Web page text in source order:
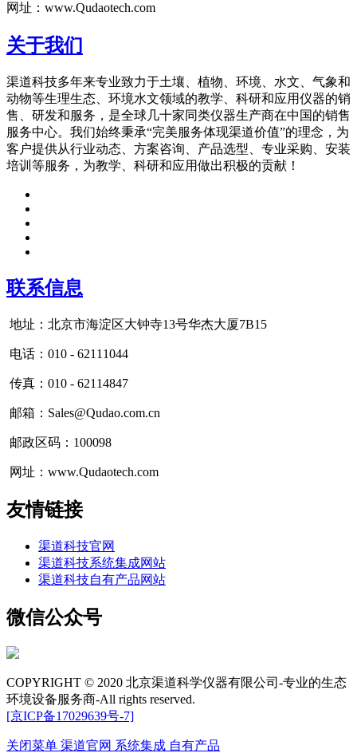
网址：www.Qudaotech.com
关于我们
渠道科技多年来专业致力于土壤、植物、环境、水文、气象和
动物等生理生态、环境水文领域的教学、科研和应用仪器的销
售、研发和服务，是全球几十家同类仪器生产商在中国的销售
服务中心。我们始终秉承“完美服务体现渠道价值”的理念，为
客户提供从行业动态、方案咨询、产品选型、专业采购、安装
培训等服务，为教学、科研和应用做出积极的贡献！
联系信息
地址：北京市海淀区大钟寺13号华杰大厦7B15
电话：010 - 62111044
传真：010 - 62114847
邮箱：Sales@Qudao.com.cn
邮政区码：100098
网址：www.Qudaotech.com
友情链接
渠道科技官网
渠道科技系统集成网站
渠道科技自有产品网站
微信公众号
COPYRIGHT © 2020 北京渠道科学仪器有限公司-专业的生态
环境设备服务商-All rights reserved.
[京ICP备17029639号-7]
关闭菜单 渠道官网 系统集成 自有产品